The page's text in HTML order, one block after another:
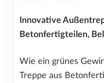
Innovative
Betonfertigteilen,
Wie ein grünes
Treppe aus